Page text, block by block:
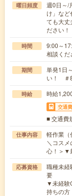
曜日頻度
週0日～/
け」な
ても大丈
ださい！
時間
9:00～
相談くだ
期間
単発1日
い！ ＃
時給 時給
交通費
■ 交通費
仕事内容
軽作業（
＼コス
心！＞▼
応募資格
職種未経
要
▼未経験
持ちの